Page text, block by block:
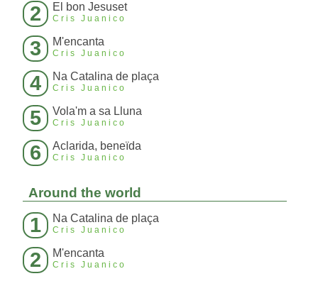
2 El bon Jesuset
Cris Juanico
3 M'encanta
Cris Juanico
4 Na Catalina de plaça
Cris Juanico
5 Vola'm a sa Lluna
Cris Juanico
6 Aclarida, beneïda
Cris Juanico
Around the world
1 Na Catalina de plaça
Cris Juanico
2 M'encanta
Cris Juanico